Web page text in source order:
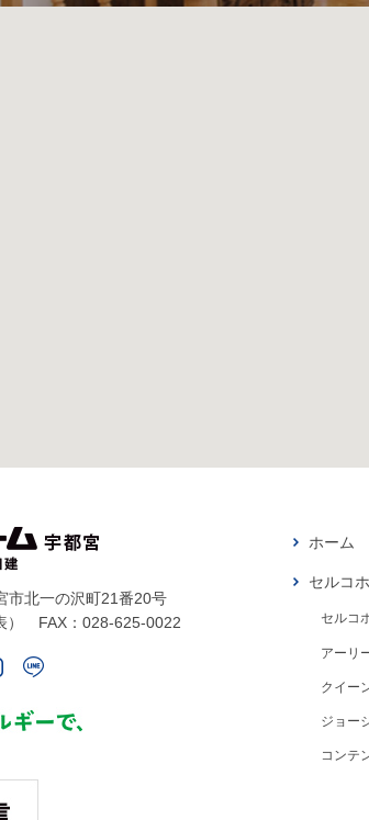
ホーム
セルコ
セルコ
アーリ
クイー
ジョー
コンテ
北一の沢町21番20号
） FAX：028-625-0022